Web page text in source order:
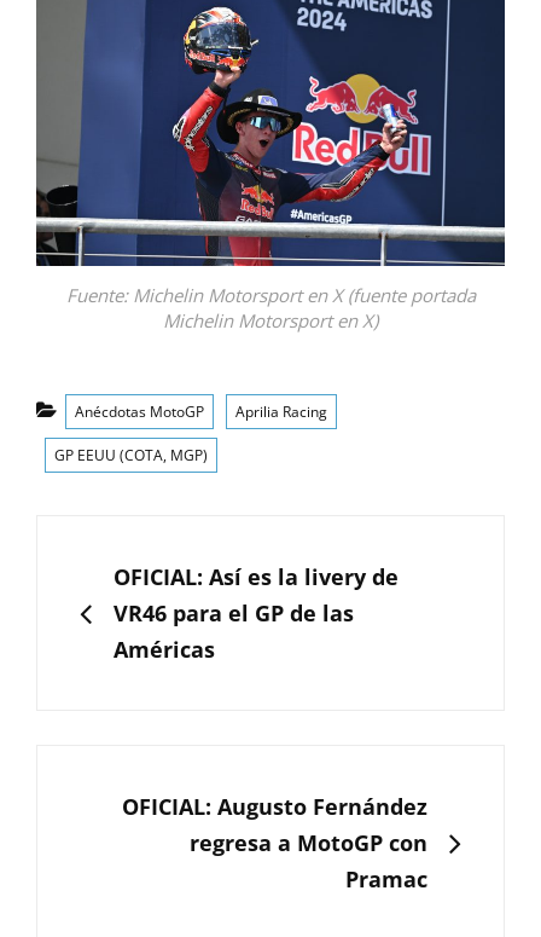
Fuente: Michelin Motorsport en X (fuente portada
Michelin Motorsport en X)
Categorías
Anécdotas MotoGP Aprilia Racing
GP EEUU (COTA, MGP)
entradas
ANTERIOR
OFICIAL: Así es la livery de
VR46 para el GP de las
Américas
SIGUIENTE
OFICIAL: Augusto Fernández
regresa a MotoGP con
Pramac